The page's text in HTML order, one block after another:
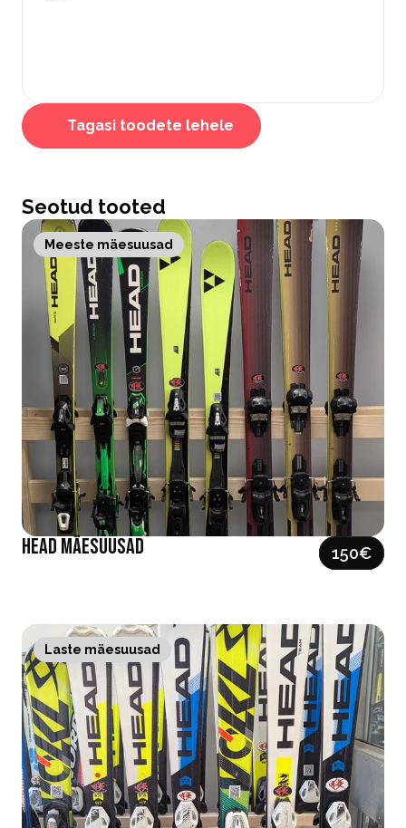
Tagasi toodete lehele
Seotud tooted
Meeste mäesuusad
HEAD mäesuusad 150€
Laste mäesuusad